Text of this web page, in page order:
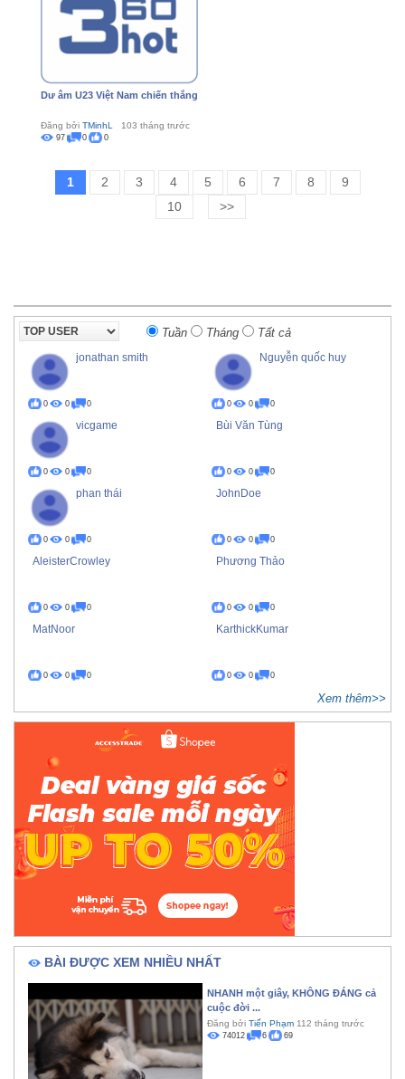
Dư âm U23 Việt Nam chiến thắng
Đăng bởi TMinhL 103 tháng trước
97 0 0
1 2 3 4 5 6 7 8
9
10
>>
Tuần Tháng Tất cả
jonathan smith
0 0 0
Nguyễn quốc huy
0 0 0
vicgame
0 0 0
Bùi Văn Tùng
0 0 0
phan thái
0 0 0
JohnDoe
0 0 0
AleisterCrowley
0 0 0
Phương Thảo
0 0 0
MatNoor
0 0 0
KarthickKumar
0 0 0
Xem thêm>>
BÀI ĐƯỢC XEM NHIỀU NHẤT
NHANH một giây, KHÔNG ĐÁNG cả
cuộc đời ...
Đăng bởi Tiến Phạm 112 tháng trước
74012 6 69